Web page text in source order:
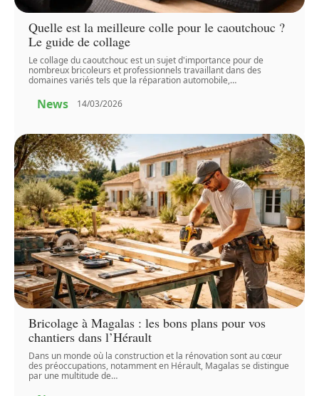
Quelle est la meilleure colle pour le caoutchouc ?
Le guide de collage
Le collage du caoutchouc est un sujet d'importance pour de
nombreux bricoleurs et professionnels travaillant dans des
domaines variés tels que la réparation automobile,…
News 14/03/2026
Bricolage à Magalas : les bons plans pour vos
chantiers dans l’Hérault
Dans un monde où la construction et la rénovation sont au cœur
des préoccupations, notamment en Hérault, Magalas se distingue
par une multitude de…